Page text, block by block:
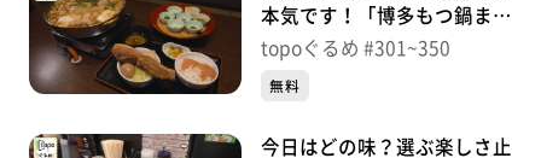
本気です！「博多もつ鍋まる
も多賀城店」（多賀城市町
topoぐるめ #301~350
無料
今日はどの味？選ぶ楽しさ止